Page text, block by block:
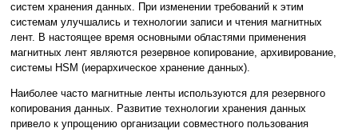
систем хранения данных. При изменении требований к этим
системам улучшались и технологии записи и чтения магнитных
лент. В настоящее время основными областями применения
магнитных лент являются резервное копирование, архивирование,
системы HSM (иерархическое хранение данных).
Наиболее часто магнитные ленты используются для резервного
копирования данных. Развитие технологии хранения данных
привело к упрощению организации совместного пользования